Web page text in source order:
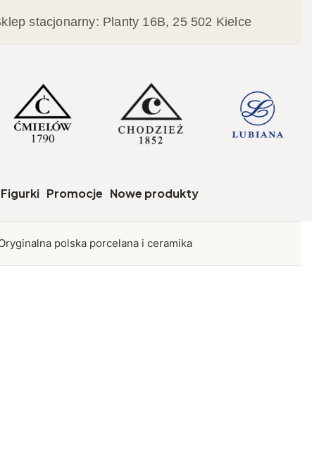
stacjonarny: Planty 16B, 25 502 Kielce
Figurki Promocje Nowe produkty
polska porcelana i ceramika